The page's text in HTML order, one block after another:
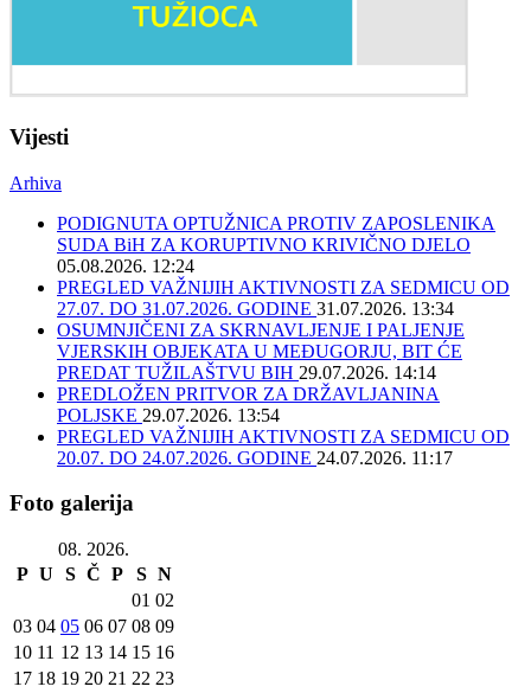
Vijesti
Arhiva
PODIGNUTA OPTUŽNICA PROTIV ZAPOSLENIKA
SUDA BiH ZA KORUPTIVNO KRIVIČNO DJELO
05.08.2026. 12:24
PREGLED VAŽNIJIH AKTIVNOSTI ZA SEDMICU OD
27.07. DO 31.07.2026. GODINE 31.07.2026. 13:34
OSUMNJIČENI ZA SKRNAVLJENJE I PALJENJE
VJERSKIH OBJEKATA U MEĐUGORJU, BIT ĆE
PREDAT TUŽILAŠTVU BIH 29.07.2026. 14:14
PREDLOŽEN PRITVOR ZA DRŽAVLJANINA
POLJSKE 29.07.2026. 13:54
PREGLED VAŽNIJIH AKTIVNOSTI ZA SEDMICU OD
20.07. DO 24.07.2026. GODINE 24.07.2026. 11:17
Foto galerija
08. 2026.
P U S Č P S N
01 02
03 04 05 06 07 08 09
10 11 12 13 14 15 16
17 18 19 20 21 22 23